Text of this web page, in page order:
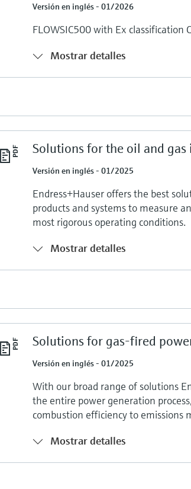
Versión en inglés - 01/2026
FLOWSIC500 with Ex classification
Mostrar detalles
Solutions for the oil and gas
Versión en inglés - 01/2025
Endress+Hauser offers the best
products and systems to measure
most rigorous operating conditions.
Mostrar detalles
Solutions for gas-fired
Versión en inglés - 01/2025
With our broad range of solutions
the entire power generation
combustion efficiency to emissions
Mostrar detalles